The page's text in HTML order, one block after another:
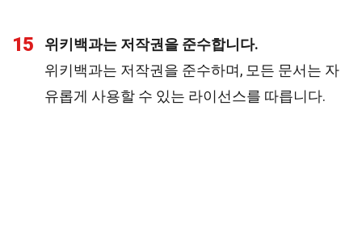
15
위키백과는 저작권을 준수합니다.
위키백과는 저작권을 준수하며, 모든 문서는 자
유롭게 사용할 수 있는 라이선스를 따릅니다.